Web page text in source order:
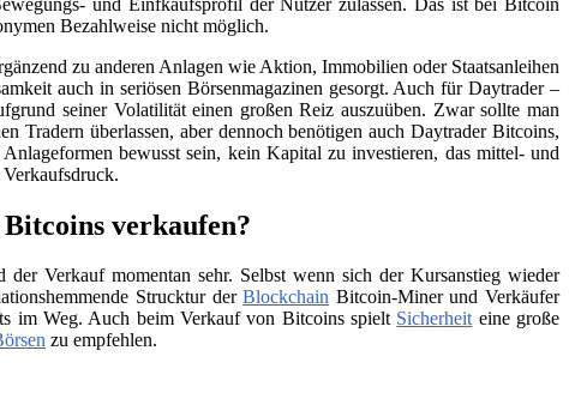
Bezahlweise nicht möglich.
zu anderen Anlagen wie Aktion, Immobilien oder Staatsanleihen
auch in seriösen Börsenmagazinen gesorgt. Auch für Daytrader –
seiner Volatilität einen großen Reiz auszuüben. Zwar sollte man
Tradern überlassen, aber dennoch benötigen auch Daytrader Bitcoins,
bewusst sein, kein Kapital zu investieren, das mittel- und
verkaufen?
der Verkauf momentan sehr. Selbst wenn sich der Kursanstieg wieder
Strucktur derBlockchain Bitcoin-Miner und Verkäufer
im Weg. Auch beim Verkauf von Bitcoins spielt Sicherheiteine große
zu empfehlen.